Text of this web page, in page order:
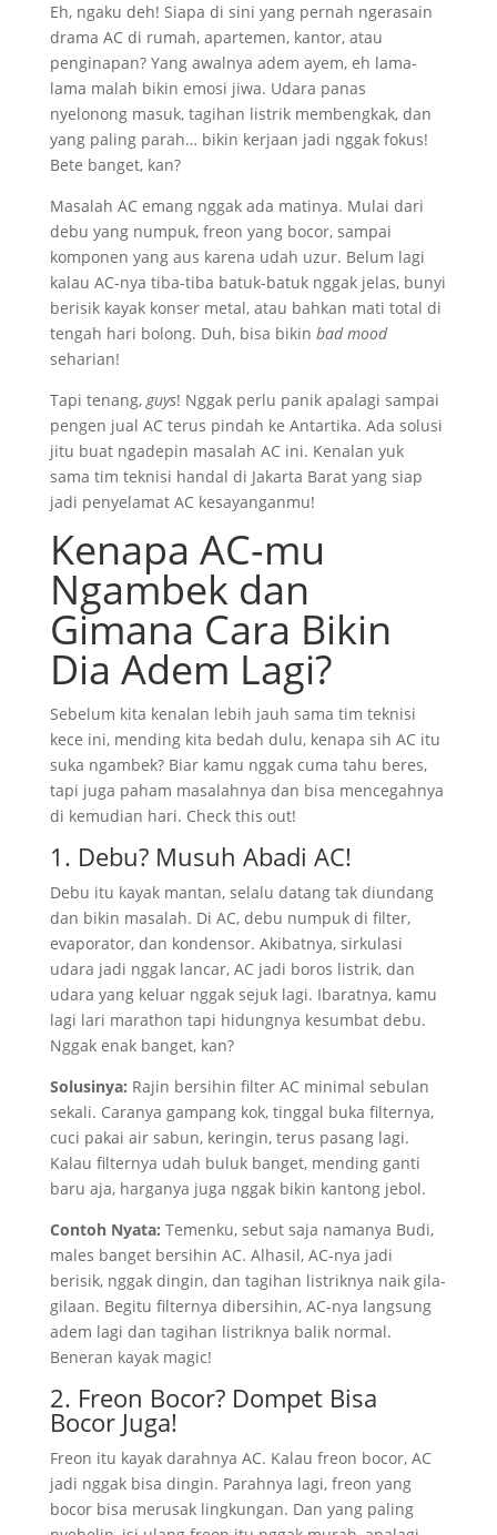
Eh, ngaku deh! Siapa di sini yang pernah ngerasain
drama AC di rumah, apartemen, kantor, atau
penginapan? Yang awalnya adem ayem, eh lama-
lama malah bikin emosi jiwa. Udara panas
nyelonong masuk, tagihan listrik membengkak, dan
yang paling parah… bikin kerjaan jadi nggak fokus!
Bete banget, kan?
Masalah AC emang nggak ada matinya. Mulai dari
debu yang numpuk, freon yang bocor, sampai
komponen yang aus karena udah uzur. Belum lagi
kalau AC-nya tiba-tiba batuk-batuk nggak jelas, bunyi
berisik kayak konser metal, atau bahkan mati total di
tengah hari bolong. Duh, bisa bikin bad mood
seharian!
Tapi tenang,guys! Nggak perlu panik apalagi sampai
pengen jual AC terus pindah ke Antartika. Ada solusi
jitu buat ngadepin masalah AC ini. Kenalan yuk
sama tim teknisi handal di Jakarta Barat yang siap
jadi penyelamat AC kesayanganmu!
Kenapa AC-mu
Ngambek dan
Gimana Cara Bikin
Dia Adem Lagi?
Sebelum kita kenalan lebih jauh sama tim teknisi
kece ini, mending kita bedah dulu, kenapa sih AC itu
suka ngambek? Biar kamu nggak cuma tahu beres,
tapi juga paham masalahnya dan bisa mencegahnya
di kemudian hari. Check this out!
1. Debu? Musuh Abadi AC!
Debu itu kayak mantan, selalu datang tak diundang
dan bikin masalah. Di AC, debu numpuk di filter,
evaporator, dan kondensor. Akibatnya, sirkulasi
udara jadi nggak lancar, AC jadi boros listrik, dan
udara yang keluar nggak sejuk lagi. Ibaratnya, kamu
lagi lari marathon tapi hidungnya kesumbat debu.
Nggak enak banget, kan?
Solusinya: Rajin bersihin filter AC minimal sebulan
sekali. Caranya gampang kok, tinggal buka filternya,
cuci pakai air sabun, keringin, terus pasang lagi.
Kalau filternya udah buluk banget, mending ganti
baru aja, harganya juga nggak bikin kantong jebol.
Contoh Nyata: Temenku, sebut saja namanya Budi,
males banget bersihin AC. Alhasil, AC-nya jadi
berisik, nggak dingin, dan tagihan listriknya naik gila-
gilaan. Begitu filternya dibersihin, AC-nya langsung
adem lagi dan tagihan listriknya balik normal.
Beneran kayak magic!
2. Freon Bocor? Dompet Bisa
Bocor Juga!
Freon itu kayak darahnya AC. Kalau freon bocor, AC
jadi nggak bisa dingin. Parahnya lagi, freon yang
bocor bisa merusak lingkungan. Dan yang paling